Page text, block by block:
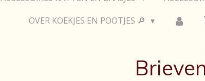
OVER KOEKJES EN POOTJES 🔎